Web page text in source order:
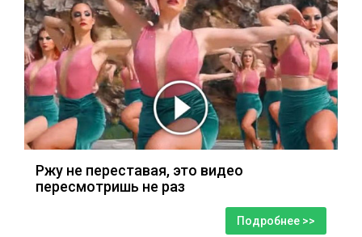
Ржу не переставая, это видео
пересмотришь не раз
Подробнее >>